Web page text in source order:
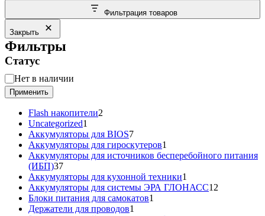
Фильтрация товаров
Закрыть
Фильтры
Статус
Статус
Нет в наличии
Применить
Flash накопители2
Uncategorized1
товар
Аккумуляторы для BIOS77
товаров
Аккумуляторы для гироскутеров1
товар
Аккумуляторы для источников бесперебойного питания
(ИБП)3737
товаров
Аккумуляторы для кухонной техники1
товар
Аккумуляторы для системы ЭРА ГЛОНАСС12
Блоки питания для самокатов1
Держатели для проводов1